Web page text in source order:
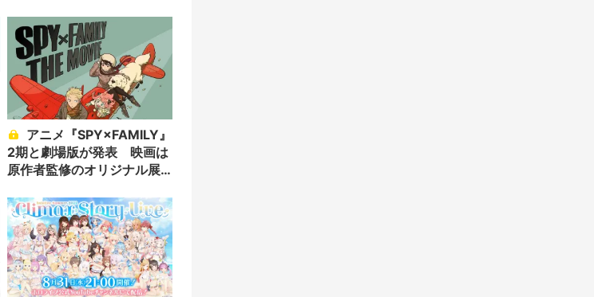
2期と劇場版が発表 映画は
原作者監修のオリジナル展